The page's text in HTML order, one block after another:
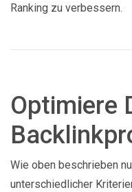
Ranking zu verbessern.
Optimiere
Wie oben beschrieben
unterschiedlicher